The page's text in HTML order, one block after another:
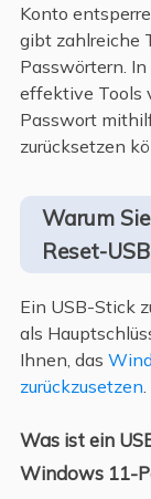
Konto
gibt zahlreiche
Passwörtern.
effektive Tools
Passwort
zurücksetzen
Warum
Reset-
Ein USB-Stick
als
Ihnen, das
zurückzusetzen
Was ist ein
Windows 11-